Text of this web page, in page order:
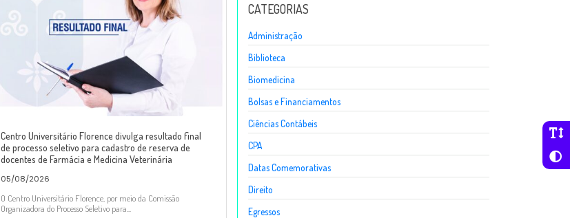
Centro Universitário Florence divulga resultado final
de processo seletivo para cadastro de reserva de
docentes de Farmácia e Medicina Veterinária
05/08/2026
O Centro Universitário Florence, por meio da Comissão
Organizadora do Processo Seletivo para...
CATEGORIAS
Administração
Biblioteca
Biomedicina
Bolsas e Financiamentos
Ciências Contábeis
CPA
Datas Comemorativas
Direito
Egressos